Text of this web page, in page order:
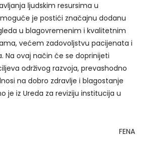
ljudskim resursima u
je postići značajnu dodanu
u blagovremenim i kvalitetnim
većem zadovoljstvu pacijenata i
Na ovaj način će se doprinijeti
održivog razvoja, prevashodno
na dobro zdravlje i blagostanje
je iz Ureda za reviziju institucija u
FENA